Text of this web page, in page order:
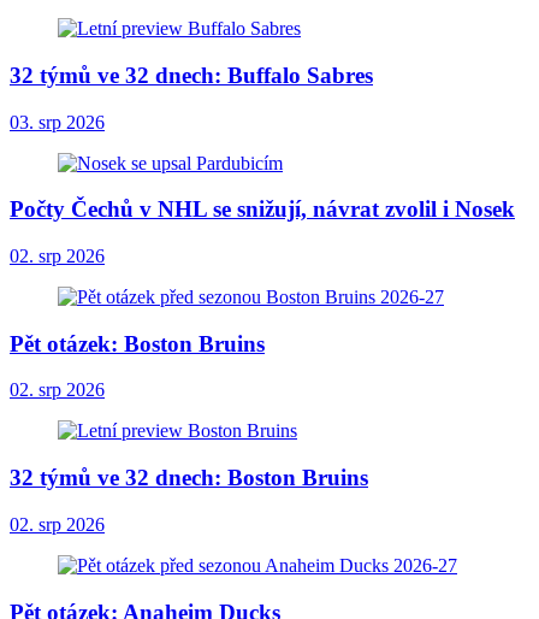
32 týmů ve 32 dnech: Buffalo Sabres
03. srp 2026
Počty Čechů v NHL se snižují, návrat zvolil i Nosek
02. srp 2026
Pět otázek: Boston Bruins
02. srp 2026
32 týmů ve 32 dnech: Boston Bruins
02. srp 2026
Pět otázek: Anaheim Ducks